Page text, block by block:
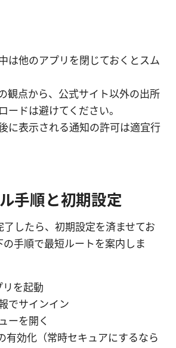
は他のアプリを閉じておくとスム
観点から、公式サイト以外の出所
ードは避けてください。
に表示される通知の許可は適宜行
手順と初期設定
了したら、初期設定を済ませてお
の手順で最短ルートを案内しま
を起動
でサインイン
ーを開く
有効化（常時セキュアにするなら